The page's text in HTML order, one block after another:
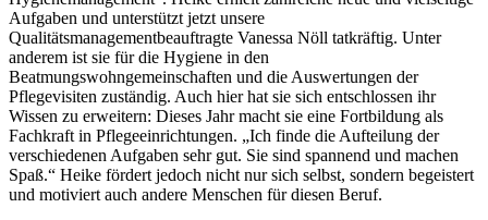
Aufgaben und unterstützt jetzt unsere
Qualitätsmanagementbeauftragte Vanessa Nöll tatkräftig. Unter
anderem ist sie für die Hygiene in den
Beatmungswohngemeinschaften und die Auswertungen der
Pflegevisiten zuständig. Auch hier hat sie sich entschlossen ihr
Wissen zu erweitern: Dieses Jahr macht sie eine Fortbildung als
Fachkraft in Pflegeeinrichtungen. „Ich finde die Aufteilung der
verschiedenen Aufgaben sehr gut. Sie sind spannend und machen
Spaß.“ Heike fördert jedoch nicht nur sich selbst, sondern begeistert
und motiviert auch andere Menschen für diesen Beruf.